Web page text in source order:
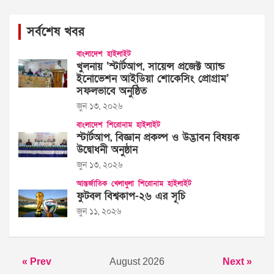
সর্বশেষ খবর
বাংলাদেশ হাইলাইট
খুলনায় ‘স্টার্টআপ, সায়েন্স প্রজেক্ট অ্যান্ড
ইনোভেশন আইডিয়া শোকেসিং প্রোগ্রাম’
সফলভাবে অনুষ্ঠিত
জুন ১৩, ২০২৬
বাংলাদেশ শিরোনাম হাইলাইট
স্টার্টআপ, বিজ্ঞান প্রকল্প ও উদ্ভাবন বিষয়ক
উদ্বোধনী অনুষ্ঠান
জুন ১৩, ২০২৬
আন্তর্জাতিক খেলাধুলা শিরোনাম হাইলাইট
ফুটবল বিশ্বকাপ-২৬ এর সূচি
জুন ১১, ২০২৬
« Prev August 2026 Next »